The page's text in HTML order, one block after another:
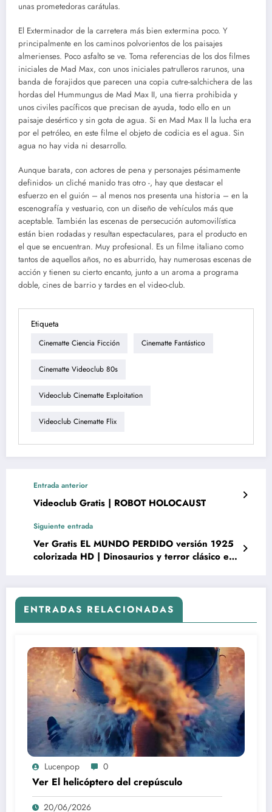
unas prometedoras carátulas.
El Exterminador de la carretera más bien extermina poco. Y
principalmente en los caminos polvorientos de los paisajes
almerienses. Poco asfalto se ve. Toma referencias de los dos filmes
iniciales de Mad Max, con unos iniciales patrulleros rarunos, una
banda de forajidos que parecen una copia cutre-salchichera de las
hordas del Hummungus de Mad Max II, una tierra prohibida y
unos civiles pacíficos que precisan de ayuda, todo ello en un
paisaje desértico y sin gota de agua. Si en Mad Max II la lucha era
por el petróleo, en este filme el objeto de codicia es el agua. Sin
agua no hay vida ni desarrollo.
Aunque barata, con actores de pena y personajes pésimamente
definidos- un cliché manido tras otro -, hay que destacar el
esfuerzo en el guión – al menos nos presenta una historia – en la
escenografía y vestuario, con un diseño de vehículos más que
aceptable. También las escenas de persecución automovilística
están bien rodadas y resultan espectaculares, para el producto en
el que se encuentran. Muy profesional. Es un filme italiano como
tantos de aquellos años, no es aburrido, hay numerosas escenas de
acción y tienen su cierto encanto, junto a un aroma a programa
doble, cines de barrio y tardes en el video-club.
Etiqueta
Cinematte Ciencia Ficción Cinematte Fantástico
Cinematte Videoclub 80s
Videoclub Cinematte Exploitation
Videoclub Cinematte Flix
Entrada anterior
Videoclub Gratis | ROBOT HOLOCAUST
Siguiente entrada
Ver Gratis EL MUNDO PERDIDO versión 1925
colorizada HD | Dinosaurios y terror clásico en
ENTRADAS RELACIONADAS
Lucenpop 0
Ver El helicóptero del crepúsculo
20/06/2026